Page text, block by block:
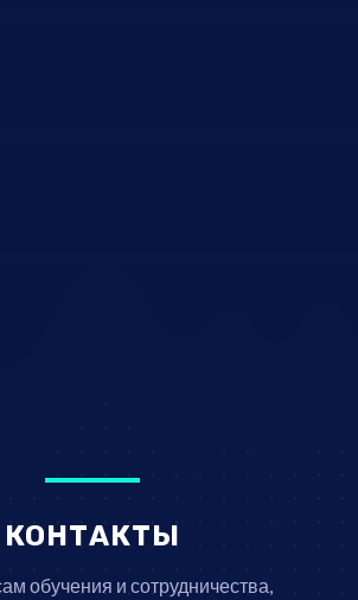
КОНТАКТЫ
обучения и сотрудничества,